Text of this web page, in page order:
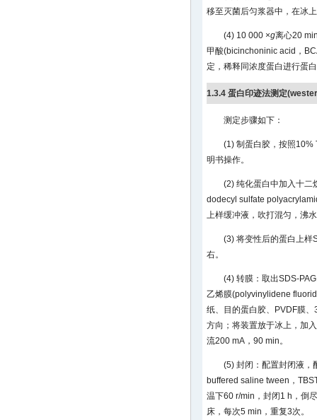
移至灭菌后匀浆器中，在冰
(4) 10 000 ×g离心20
甲酸(bicinchoninic acid，
定，稀释同浓度蛋白进行蛋
1.3.4 蛋白印迹法测定
测定步骤如下：
(1) 制蛋白胶，按照10%
明书操作。
(2) 纯化蛋白中加入十二
dodecyl sulfate
上样缓冲液，吹打混匀，沸
(3) 将变性后的蛋白上样
右。
(4) 转膜：取出SDS-
乙烯膜(polyvinylidene
纸、目的蛋白胶、PVDF膜
方向；将装置放于冰上，加
流200 mA，90 min。
(5) 封闭：配置封闭液，
buffered saline tween，
温下60 r/min，封闭1 h，倒
床，每次5 min，重复3次。